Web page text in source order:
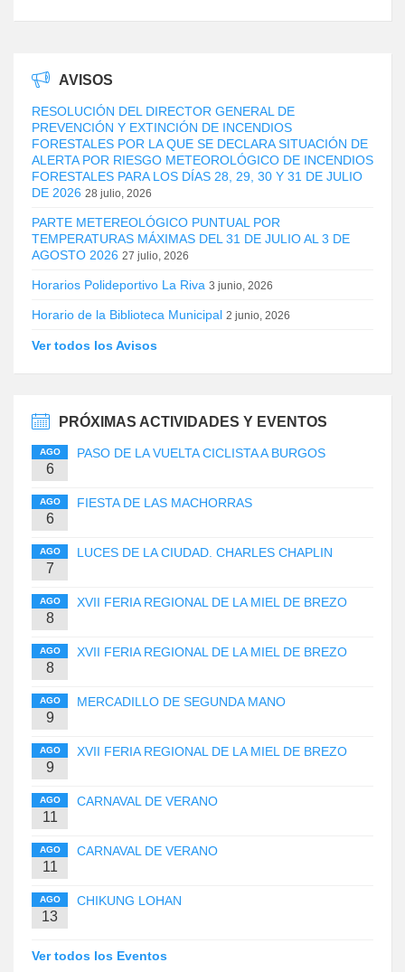
AVISOS
RESOLUCIÓN DEL DIRECTOR GENERAL DE
PREVENCIÓN Y EXTINCIÓN DE INCENDIOS
FORESTALES POR LA QUE SE DECLARA SITUACIÓN DE
ALERTA POR RIESGO METEOROLÓGICO DE INCENDIOS
FORESTALES PARA LOS DÍAS 28, 29, 30 Y 31 DE JULIO
DE 2026 28 julio, 2026
PARTE METEREOLÓGICO PUNTUAL POR
TEMPERATURAS MÁXIMAS DEL 31 DE JULIO AL 3 DE
AGOSTO 2026 27 julio, 2026
Horarios Polideportivo La Riva 3 junio, 2026
Horario de la Biblioteca Municipal 2 junio, 2026
Ver todos los Avisos
PRÓXIMAS ACTIVIDADES Y EVENTOS
AGO
6
PASO DE LA VUELTA CICLISTA A BURGOS
AGO
6
FIESTA DE LAS MACHORRAS
AGO
7
LUCES DE LA CIUDAD. CHARLES CHAPLIN
AGO
8
XVII FERIA REGIONAL DE LA MIEL DE BREZO
AGO
8
XVII FERIA REGIONAL DE LA MIEL DE BREZO
AGO
9
MERCADILLO DE SEGUNDA MANO
AGO
9
XVII FERIA REGIONAL DE LA MIEL DE BREZO
AGO
11
CARNAVAL DE VERANO
AGO
11
CARNAVAL DE VERANO
AGO
13
CHIKUNG LOHAN
Ver todos los Eventos